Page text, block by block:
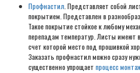
Профнастил . Представляет собой
покрытием. Представлен в
Такое покрытие стойкое к любому
перепадам температур. Листы имеют
счет которой место под прошивкой
Заказать профнастил можно сразу
существенно упрощает процесс